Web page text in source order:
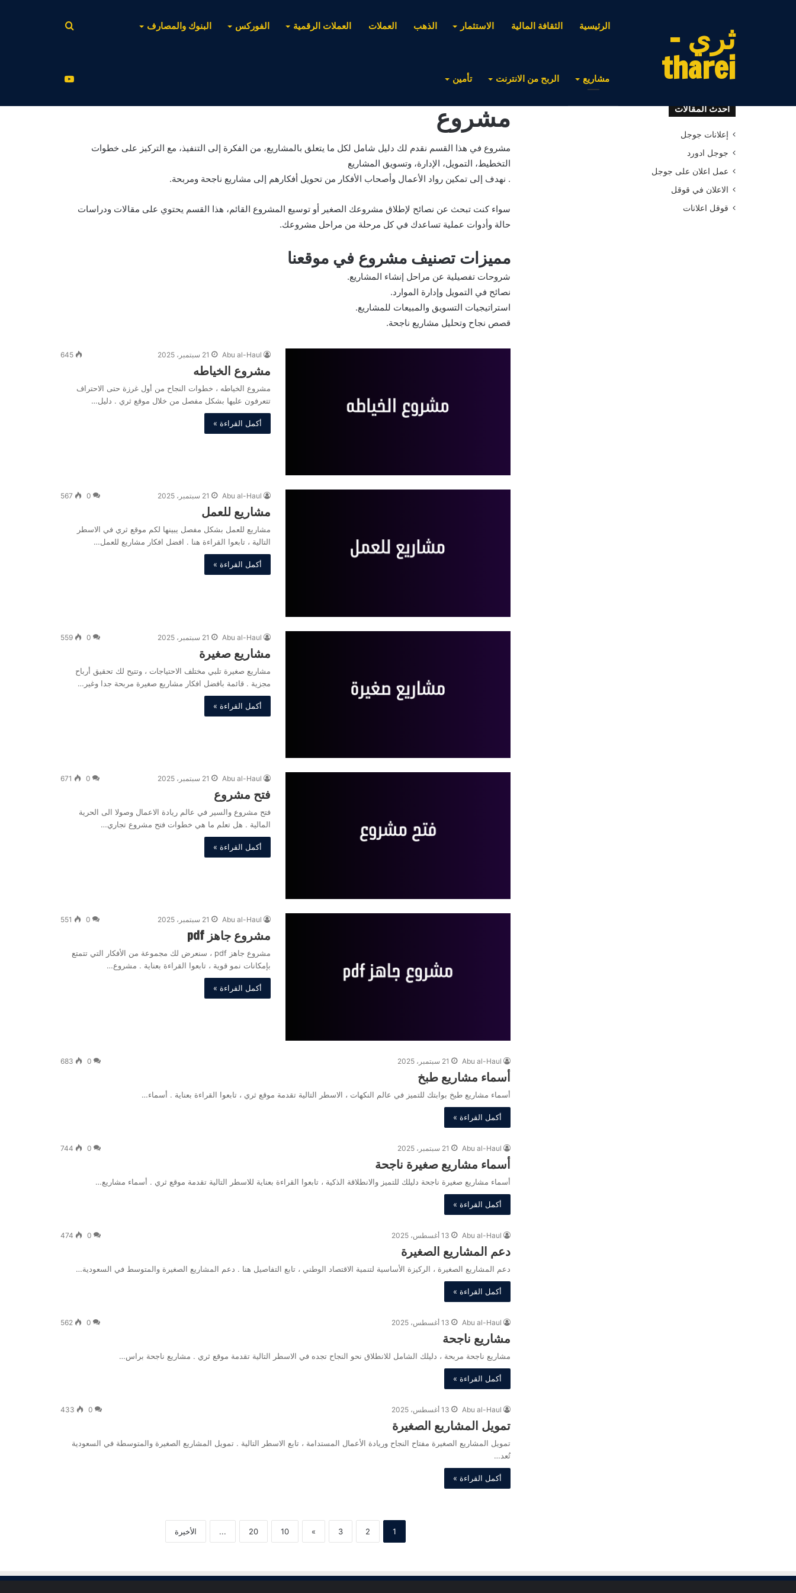
ثري -
tharei
الرئيسية الثقافة المالية الاستثمار الذهب العملات العملات الرقمية الفوركس البنوك والمصارف
مشاريع الربح من الانترنت تأمين عن
مشروع
مشروع في هذا القسم نقدم لك دليل شامل لكل ما يتعلق بالمشاريع، من الفكرة إلى التنفيذ، مع التركيز على خطوات
التخطيط، التمويل، الإدارة، وتسويق المشاريع
. نهدف إلى تمكين رواد الأعمال وأصحاب الأفكار من تحويل أفكارهم إلى مشاريع ناجحة ومربحة.
سواء كنت تبحث عن نصائح لإطلاق مشروعك الصغير أو توسيع المشروع القائم، هذا القسم يحتوي على مقالات ودراسات
حالة وأدوات عملية تساعدك في كل مرحلة من مراحل مشروعك.
مميزات تصنيف مشروع في موقعنا
شروحات تفصيلية عن مراحل إنشاء المشاريع.
نصائح في التمويل وإدارة الموارد.
استراتيجيات التسويق والمبيعات للمشاريع.
قصص نجاح وتحليل مشاريع ناجحة.
Abu al-Haul 21 سبتمبر، 2025 645
مشروع الخياطه
مشروع الخياطه ، خطوات النجاح من أول غرزة حتى الاحتراف
تتعرفون عليها بشكل مفصل من خلال موقع ثري . دليل…
أكمل القراءة »
Abu al-Haul 21 سبتمبر، 2025 0
567
مشاريع للعمل
مشاريع للعمل بشكل مفصل يبينها لكم موقع ثري في الاسطر
التالية ، تابعوا القراءة هنا . افضل افكار مشاريع للعمل…
أكمل القراءة »
Abu al-Haul 21 سبتمبر، 2025 0
559
مشاريع صغيرة
مشاريع صغيرة تلبي مختلف الاحتياجات ، وتتيح لك تحقيق أرباح
مجزية . قائمة بافضل افكار مشاريع صغيرة مربحة جدا وغير…
أكمل القراءة »
Abu al-Haul 21 سبتمبر، 2025 0
671
فتح مشروع
فتح مشروع والسير في عالم ريادة الاعمال وصولا الى الحرية
المالية . هل تعلم ما هي خطوات فتح مشروع تجاري…
أكمل القراءة »
Abu al-Haul 21 سبتمبر، 2025 0
551
مشروع جاهز pdf
مشروع جاهز pdf ، سنعرض لك مجموعة من الأفكار التي تتمتع
بإمكانات نمو قوية ، تابعوا القراءة بعناية . مشروع…
أكمل القراءة »
Abu al-Haul 21 سبتمبر، 2025 0
683
أسماء مشاريع طبخ
أسماء مشاريع طبخ بوابتك للتميز في عالم النكهات ، الاسطر التالية تقدمة موقع ثري ، تابعوا القراءة بعناية . أسماء…
أكمل القراءة »
Abu al-Haul 21 سبتمبر، 2025 0
744
أسماء مشاريع صغيرة ناجحة
أسماء مشاريع صغيرة ناجحة دليلك للتميز والانطلاقة الذكية ، تابعوا القراءة بعناية للاسطر التالية تقدمة موقع ثري . أسماء مشاريع…
أكمل القراءة »
Abu al-Haul 13 أغسطس، 2025 0
474
دعم المشاريع الصغيرة
دعم المشاريع الصغيرة ، الركيزة الأساسية لتنمية الاقتصاد الوطني ، تابع التفاصيل هنا . دعم المشاريع الصغيرة والمتوسط في السعودية…
أكمل القراءة »
Abu al-Haul 13 أغسطس، 2025 0
562
مشاريع ناجحة
مشاريع ناجحة مربحة ، دليلك الشامل للانطلاق نحو النجاح تجده في الاسطر التالية تقدمة موقع ثري . مشاريع ناجحة براس…
أكمل القراءة »
Abu al-Haul 13 أغسطس، 2025 0
433
تمويل المشاريع الصغيرة
تمويل المشاريع الصغيرة مفتاح النجاح وريادة الأعمال المستدامة ، تابع الاسطر التالية . تمويل المشاريع الصغيرة والمتوسطة في السعودية
تُعد…
أكمل القراءة »
1
2
3
»
10
20
... الأخيرة
أحدث المقالات
إعلانات جوجل
جوجل ادورد
عمل اعلان على جوجل
الاعلان في قوقل
قوقل اعلانات